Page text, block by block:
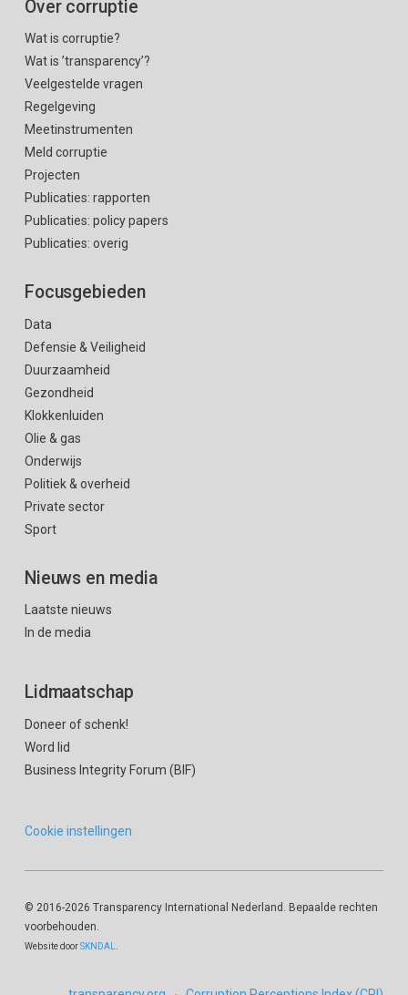
Over corruptie
Wat is corruptie?
Wat is ’transparency’?
Veelgestelde vragen
Regelgeving
Meetinstrumenten
Meld corruptie
Projecten
Publicaties: rapporten
Publicaties: policy papers
Publicaties: overig
Focusgebieden
Data
Defensie & Veiligheid
Duurzaamheid
Gezondheid
Klokkenluiden
Olie & gas
Onderwijs
Politiek & overheid
Private sector
Sport
Nieuws en media
Laatste nieuws
In de media
Lidmaatschap
Doneer of schenk!
Word lid
Business Integrity Forum (BIF)
Cookie instellingen
© 2016-2026 Transparency International Nederland. Bepaalde rechten
voorbehouden.
Website doorSKNDAL